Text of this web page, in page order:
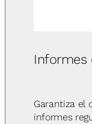
Informes
Garantiza el
informes